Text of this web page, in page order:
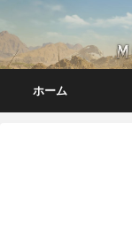
ホーム